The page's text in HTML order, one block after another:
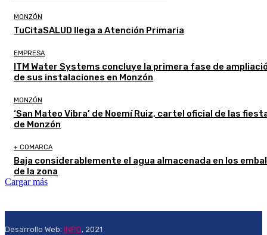
MONZÓN
TuCitaSALUD llega a Atención Primaria
EMPRESA
ITM Water Systems concluye la primera fase de
de sus instalaciones en Monzón
MONZÓN
‘San Mateo Vibra’ de Noemí Ruiz, cartel oficial de las
de Monzón
+ COMARCA
Baja considerablemente el agua almacenada en los
de la zona
Cargar más
Desarrollo Web: INPQ, 2021